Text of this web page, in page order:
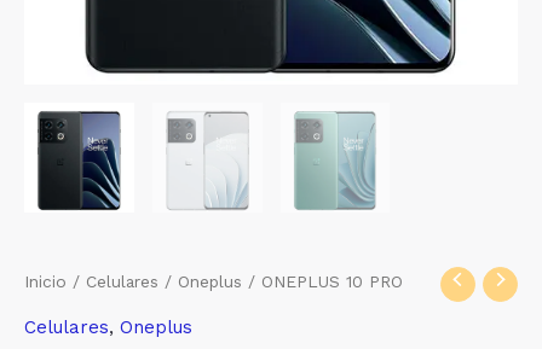
Inicio / Celulares / Oneplus / ONEPLUS 10 PRO
Celulares, Oneplus